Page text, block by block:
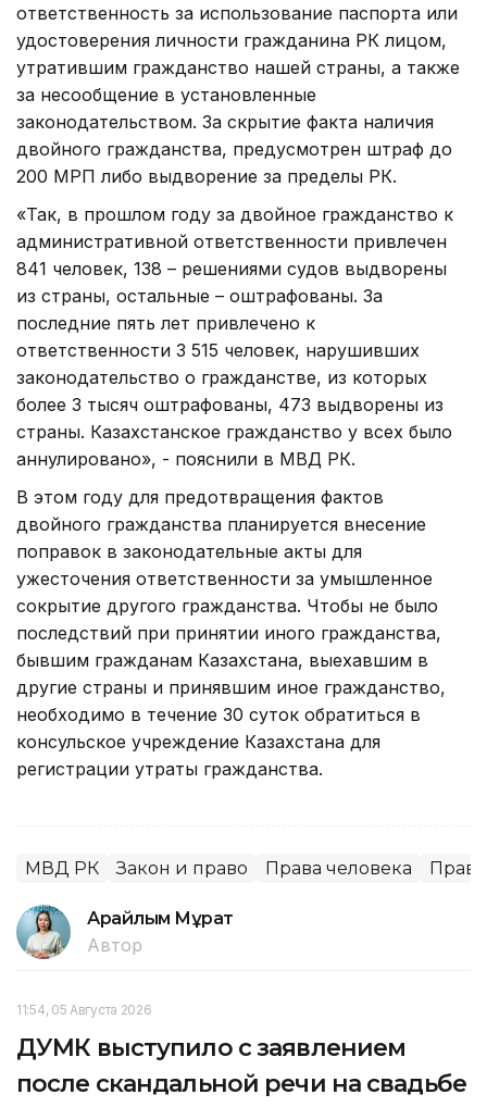
ответственность за использование паспорта или
удостоверения личности гражданина РК лицом,
утратившим гражданство нашей страны, а также
за несообщение в установленные
законодательством. За скрытие факта наличия
двойного гражданства, предусмотрен штраф до
200 МРП либо выдворение за пределы РК.
«Так, в прошлом году за двойное гражданство к
административной ответственности привлечен
841 человек, 138 – решениями судов выдворены
из страны, остальные – оштрафованы. За
последние пять лет привлечено к
ответственности 3 515 человек, нарушивших
законодательство о гражданстве, из которых
более 3 тысяч оштрафованы, 473 выдворены из
страны. Казахстанское гражданство у всех было
аннулировано», - пояснили в МВД РК.
В этом году для предотвращения фактов
двойного гражданства планируется внесение
поправок в законодательные акты для
ужесточения ответственности за умышленное
сокрытие другого гражданства. Чтобы не было
последствий при принятии иного гражданства,
бывшим гражданам Казахстана, выехавшим в
другие страны и принявшим иное гражданство,
необходимо в течение 30 суток обратиться в
консульское учреждение Казахстана для
регистрации утраты гражданства.
МВД РК Закон и право Права человека
Арайлым Мұрат
Автор
11:54, 05 Августа 2026
ДУМК выступило с заявлением
после скандальной речи на свадьбе